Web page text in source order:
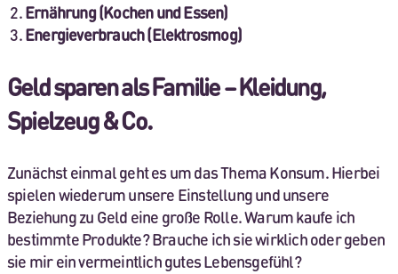
Ernährung (Kochen und Essen)
Energieverbrauch (Elektrosmog)
Geld sparen als Familie – Kleidung,
Spielzeug & Co.
Zunächst einmal geht es um das Thema Konsum. Hierbei
spielen wiederum unsere Einstellung und unsere
Beziehung zu Geld eine große Rolle. Warum kaufe ich
bestimmte Produkte? Brauche ich sie wirklich oder geben
sie mir ein vermeintlich gutes Lebensgefühl?